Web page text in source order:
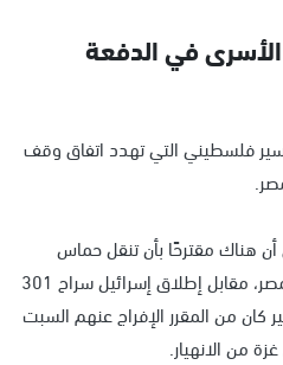
في الدفعة
التقارير أن أزمة الـ602 أسير فلسطيني التي تهدد اتفاق وقف
إلى أن هناك مقترحًا بأن تنقل حماس
جثماني محتجزين إسرائيليين إلى مصر، مقابل إطلاق إسرائيل سراح 301
من أصل 602 أسير كان من المقرر الإفراج عنهم السبت
من الانهيار.